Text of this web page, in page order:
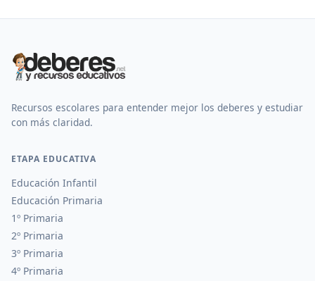
Recursos escolares para entender mejor los deberes y estudiar
con más claridad.
ETAPA EDUCATIVA
Educación Infantil
Educación Primaria
1º Primaria
2º Primaria
3º Primaria
4º Primaria